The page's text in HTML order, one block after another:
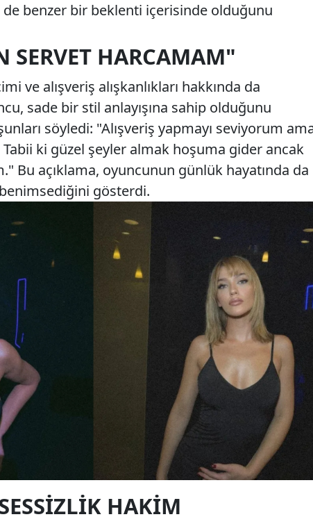
de benzer bir beklenti içerisinde olduğunu
SERVET HARCAMAM"
ve alışveriş alışkanlıkları hakkında da
sade bir stil anlayışına sahip olduğunu
söyledi: "Alışveriş yapmayı seviyorum
Tabii ki güzel şeyler almak hoşuma gider ancak
Bu açıklama, oyuncunun günlük hayatında da
gösterdi.
HAKIM